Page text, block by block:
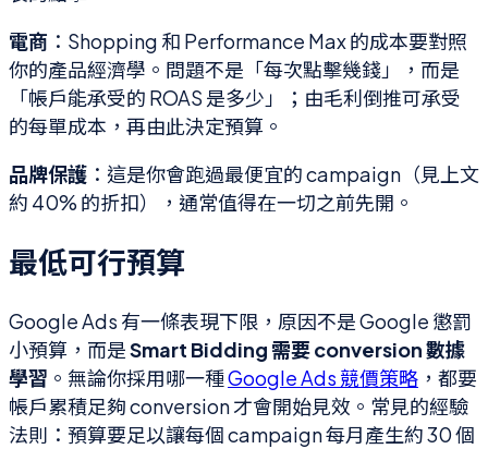
電商 ：Shopping 和 Performance Max 的成本要對照
你的產品經濟學。問題不是「每次點擊幾錢」，而是
「帳戶能承受的 ROAS 是多少」；由毛利倒推可承受
的每單成本，再由此決定預算。
品牌保護 ：這是你會跑過最便宜的 campaign（見上文
約 40% 的折扣），通常值得在一切之前先開。
最低可行預算
Google Ads 有一條表現下限，原因不是 Google 懲罰
小預算，而是Smart Bidding 需要 conversion 數據
學習 。無論你採用哪一種Google Ads 競價策略 ，都要
帳戶累積足夠 conversion 才會開始見效。常見的經驗
法則：預算要足以讓每個 campaign 每月產生約 30 個